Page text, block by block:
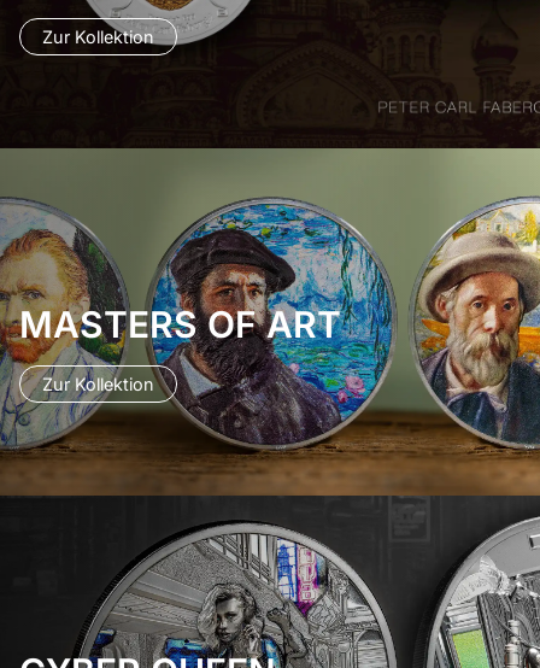
Zur Kollektion
MASTERS OF ART
Zur Kollektion